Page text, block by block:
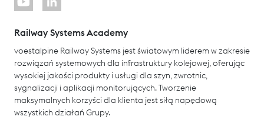
Railway Systems Academy
voestalpine Railway Systems jest światowym liderem w zakresie
rozwiązań systemowych dla infrastruktury kolejowej, oferując
wysokiej jakości produkty i usługi dla szyn, zwrotnic,
sygnalizacji i aplikacji monitorujących. Tworzenie
maksymalnych korzyści dla klienta jest siłą napędową
wszystkich działań Grupy.